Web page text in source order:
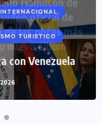
INTERNACIONAL
TURISTICO
con Venezuela